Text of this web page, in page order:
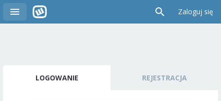
Zaloguj się
LOGOWANIE REJESTRACJA